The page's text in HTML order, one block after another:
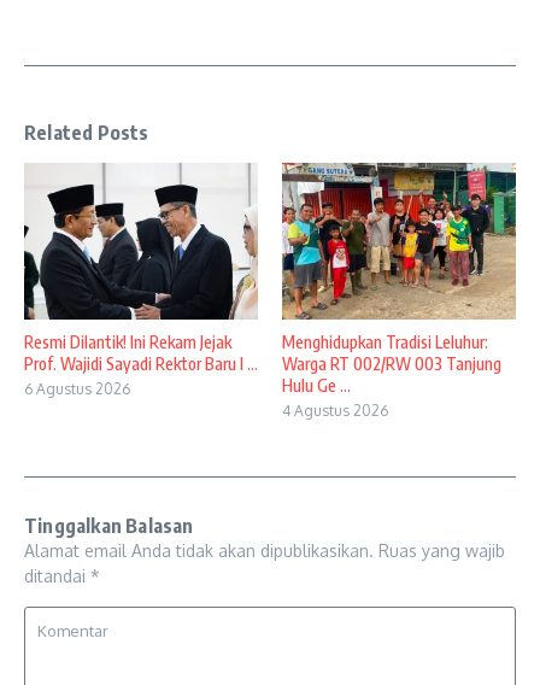
Related Posts
Resmi Dilantik! Ini Rekam Jejak
Prof. Wajidi Sayadi Rektor Baru I ...
6 Agustus 2026
Menghidupkan Tradisi Leluhur:
Warga RT 002/RW 003 Tanjung
Hulu Ge ...
4 Agustus 2026
Tinggalkan Balasan
Alamat email Anda tidak akan dipublikasikan. Ruas yang wajib
ditandai *